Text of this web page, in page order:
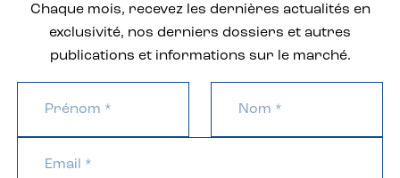
Chaque mois, recevez les dernières actualités en
exclusivité, nos derniers dossiers et autres
publications et informations sur le marché.